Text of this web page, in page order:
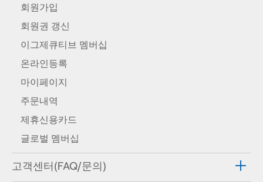
회원가입
회원권 갱신
이그제큐티브 멤버십
온라인등록
마이페이지
주문내역
제휴신용카드
글로벌 멤버십
고객센터(FAQ/문의)